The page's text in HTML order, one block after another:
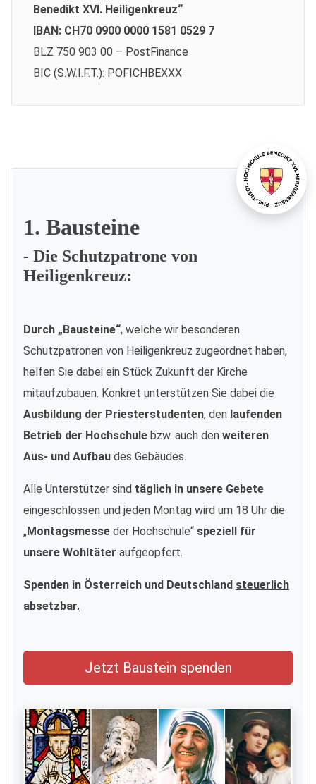
Benedikt XVI. Heiligenkreuz“
IBAN: CH70 0900 0000 1581 0529 7
BLZ 750 903 00 – PostFinance
BIC (S.W.I.F.T.): POFICHBEXXX
1. Bausteine
- Die Schutzpatrone von
Heiligenkreuz:
Durch „Bausteine“, welche wir besonderen
Schutzpatronen von Heiligenkreuz zugeordnet haben,
helfen Sie dabei ein Stück Zukunft der Kirche
mitaufzubauen. Konkret unterstützen Sie dabei die
Ausbildung der Priesterstudenten, den laufenden
Betrieb der Hochschule bzw. auch den weiteren
Aus- und Aufbau des Gebäudes.
Alle Unterstützer sind täglich in unsere Gebete
eingeschlossen und jeden Montag wird um 18 Uhr die
„Montagsmesse der Hochschule“ speziell für
unsere Wohltäter aufgeopfert.
Spenden in Österreich und Deutschland steuerlich
absetzbar.
Jetzt Baustein spenden